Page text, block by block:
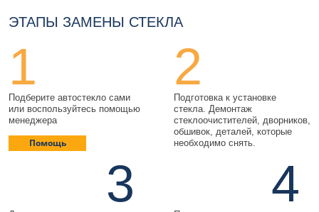
ЭТАПЫ ЗАМЕНЫ СТЕКЛА
1
Подберите автостекло сами
или воспользуйтесь помощью
менеджера
Помощь
2
Подготовка к установке
стекла. Демонтаж
стеклоочистителей, дворников,
обшивок, деталей, которые
необходимо снять.
3 4